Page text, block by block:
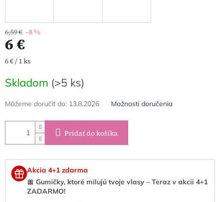
6,59 € –8 %
6 €
Jednotková
6 € / 1 ks
Skladom (>5 ks)
Môžeme doručiť do: 13.8.2026 Možnosti doručenia
Pridať do košíka
Akcia 4+1 zdarma
🎀 Gumičky, ktoré milujú tvoje vlasy – Teraz v akcii 4+1
ZADARMO!